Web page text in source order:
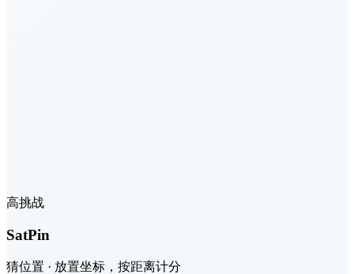
高挑战
SatPin
猜位置 · 放置坐标，按距离计分